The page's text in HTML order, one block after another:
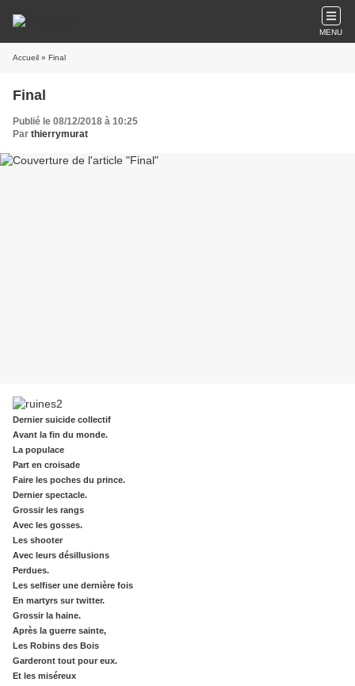
MENU
Accueil » Final
Final
Publié le 08/12/2018 à 10:25
Par thierrymurat
Dernier suicide collectif
Avant la fin du monde.
La populace
Part en croisade
Faire les poches du prince.
Dernier spectacle.
Grossir les rangs
Avec les gosses.
Les shooter
Avec leurs désillusions
Perdues.
Les selfiser une dernière fois
En martyrs sur twitter.
Grossir la haine.
Après la guerre sainte,
Les Robins des Bois
Garderont tout pour eux.
Et les miséreux